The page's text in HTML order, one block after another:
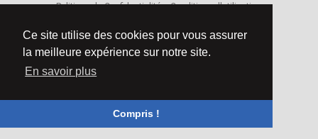
Ce site utilise des cookies pour vous assurer
la meilleure expérience sur notre site.
En savoir plus
Compris !
Politique de Confidentialité
Conditions d'utilisation
Langue